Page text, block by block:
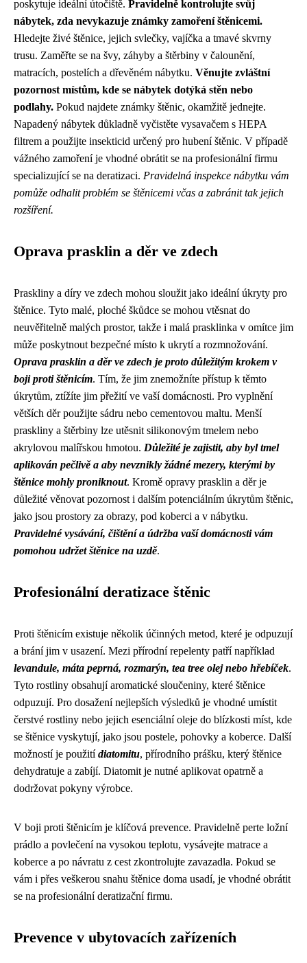
poskytuje ideální útočiště. Pravidelně kontrolujte svůj
nábytek, zda nevykazuje známky zamoření štěnicemi.
Hledejte živé štěnice, jejich svlečky, vajíčka a tmavé skvrny
trusu. Zaměřte se na švy, záhyby a štěrbiny v čalounění,
matracích, postelích a dřevěném nábytku. Věnujte zvláštní
pozornost místům, kde se nábytek dotýká stěn nebo
podlahy. Pokud najdete známky štěnic, okamžitě jednejte.
Napadený nábytek důkladně vyčistěte vysavačem s HEPA
filtrem a použijte insekticid určený pro hubení štěnic. V případě
vážného zamoření je vhodné obrátit se na profesionální firmu
specializující se na deratizaci. Pravidelná inspekce nábytku vám
pomůže odhalit problém se štěnicemi včas a zabránit tak jejich
rozšíření.
Oprava prasklin a děr ve zdech
Praskliny a díry ve zdech mohou sloužit jako ideální úkryty pro
štěnice. Tyto malé, ploché škůdce se mohou vtěsnat do
neuvěřitelně malých prostor, takže i malá prasklinka v omítce jim
může poskytnout bezpečné místo k ukrytí a rozmnožování.
Oprava prasklin a děr ve zdech je proto důležitým krokem v
boji proti štěnicím. Tím, že jim znemožníte přístup k těmto
úkrytům, ztížíte jim přežití ve vaší domácnosti. Pro vyplnění
větších děr použijte sádru nebo cementovou maltu. Menší
praskliny a štěrbiny lze utěsnit silikonovým tmelem nebo
akrylovou malířskou hmotou. Důležité je zajistit, aby byl tmel
aplikován pečlivě a aby nevznikly žádné mezery, kterými by
štěnice mohly proniknout. Kromě opravy prasklin a děr je
důležité věnovat pozornost i dalším potenciálním úkrytům štěnic,
jako jsou prostory za obrazy, pod koberci a v nábytku.
Pravidelné vysávání, čištění a údržba vaší domácnosti vám
pomohou udržet štěnice na uzdě.
Profesionální deratizace štěnic
Proti štěnicím existuje několik účinných metod, které je odpuzují
a brání jim v usazení. Mezi přírodní repelenty patří například
levandule, máta peprná, rozmarýn, tea tree olej nebo hřebíček.
Tyto rostliny obsahují aromatické sloučeniny, které štěnice
odpuzují. Pro dosažení nejlepších výsledků je vhodné umístit
čerstvé rostliny nebo jejich esenciální oleje do blízkosti míst, kde
se štěnice vyskytují, jako jsou postele, pohovky a koberce. Další
možností je použitídiatomitu, přírodního prášku, který štěnice
dehydratuje a zabíjí. Diatomit je nutné aplikovat opatrně a
dodržovat pokyny výrobce.
V boji proti štěnicím je klíčová prevence. Pravidelně perte ložní
prádlo a povlečení na vysokou teplotu, vysávejte matrace a
koberce a po návratu z cest zkontrolujte zavazadla. Pokud se
vám i přes veškerou snahu štěnice doma usadí, je vhodné obrátit
se na profesionální deratizační firmu.
Prevence v ubytovacích zařízeních